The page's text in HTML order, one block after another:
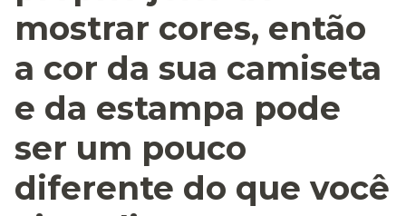
mostrar cores, então
a cor da sua camiseta
e da estampa pode
ser um pouco
diferente do que você